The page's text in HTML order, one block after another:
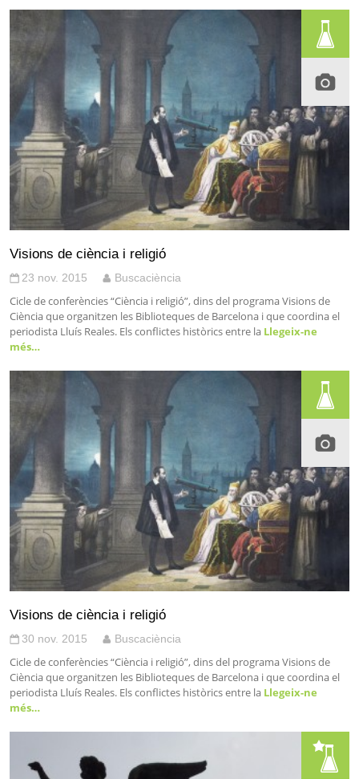
Visions de ciència i religió
23 nov. 2015 Buscaciència
Cicle de conferències “Ciència i religió”, dins del programa Visions de
Ciència que organitzen les Biblioteques de Barcelona i que coordina el
periodista Lluís Reales. Els conflictes històrics entre la Llegeix-ne
més…
Visions de ciència i religió
30 nov. 2015 Buscaciència
Cicle de conferències “Ciència i religió”, dins del programa Visions de
Ciència que organitzen les Biblioteques de Barcelona i que coordina el
periodista Lluís Reales. Els conflictes històrics entre la Llegeix-ne
més…